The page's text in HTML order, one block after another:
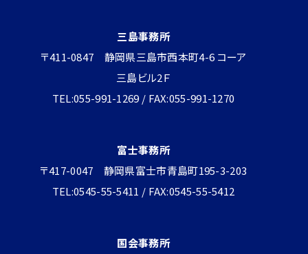
三島事務所
〒411-0847 静岡県三島市西本町4-6 コーア
三島ビル2Ｆ
TEL:055-991-1269 / FAX:055-991-1270
富士事務所
〒417-0047 静岡県富士市青島町195-3-203
TEL:0545-55-5411 / FAX:0545-55-5412
国会事務所